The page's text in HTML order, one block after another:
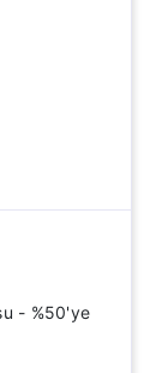
- %50'ye